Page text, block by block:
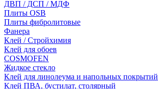
ДВП / ДСП / МДФ
Плиты OSB
Плиты фибролитовые
Фанера
Клей / Стройхимия
Клей для обоев
COSMOFEN
Жидкое стекло
Клей для линолеума и напольных покрытий
Клей ПВА, бустилат, столярный